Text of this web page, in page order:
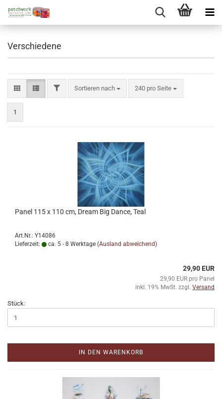
Verschiedene
FILTERSortieren nach
Sortieren nach 240 pro Seite
pro Seite
1
Panel 115 x 110 cm, Dream Big Dance, Teal
Art.Nr.: Y14086
Lieferzeit:
ca. 5 - 8 Werktage (Ausland abweichend)
29,90 EUR
29,90 EUR pro Panel
inkl. 19% MwSt. zzgl. Versand
Stück:
IN DEN WARENKORB